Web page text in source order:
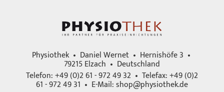
Physiothek • Daniel Wernet • Hernishöfe 3 •
79215 Elzach • Deutschland
Telefon: +49 (0)2 61 - 972 49 32 • Telefax: +49 (0)2
61 - 972 49 31 • E-Mail:shop@physiothek.de